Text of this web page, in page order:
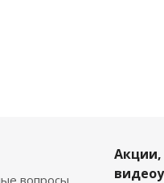
вопросы
Акции,